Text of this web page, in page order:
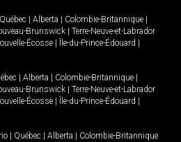
Québec Alberta Colombie-Britannique
Brunswick
Terre-Neuve-et-Labrador
Écosse Île-du-Prince-Édouard
Alberta Colombie-Britannique
Brunswick
Terre-Neuve-et-Labrador
Écosse Île-du-Prince-Édouard
Québec Alberta
Colombie-Britannique